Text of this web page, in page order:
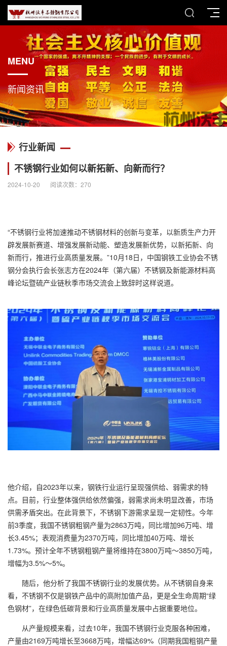
MENU
新闻资讯
行业新闻
不锈钢行业如何以新拓新、向新而行？
2024-10-20 阅读次数： 270
“不锈钢行业将加速推动不锈钢材料的创新与变革，以新质生产力开
辟发展新赛道、增强发展新动能、塑造发展新优势，以新拓新、向
新而行，推进行业高质量发展。”10月18日，中国钢铁工业协会不锈
钢分会执行会长张志方在2024年（第六届）不锈钢及新能源材料高
峰论坛暨硫产业链秋季市场交流会上致辞时这样说道。
他介绍，自2023年以来，钢铁行业运行呈现强供给、弱需求的特
点。目前，行业整体强供给依然偏强，弱需求尚未明显改善，市场
供需矛盾突出。在此背景下，不锈钢下游需求呈现一定韧性。今年
前3季度，我国不锈钢粗钢产量为2863万吨，同比增加96万吨、增
长3.45%；表观消费量为2370万吨，同比增加40万吨、增长
1.73%。预计全年不锈钢粗钢产量将维持在3800万吨～3850万吨，
增幅为3.5%～5%。
随后，他分析了我国不锈钢行业的发展优势。从不锈钢自身来
看，不锈钢不仅是钢铁产品中的高附加值产品，更是全生命周期“绿
色钢材”，在绿色低碳背景和行业高质量发展中占据重要地位。
从产量规模来看，过去10年，我国不锈钢行业克服各种困难，
产量由2169万吨增长至3668万吨，增幅达69%（同期我国粗钢产量